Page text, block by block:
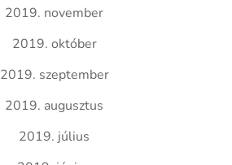
2019. november
2019. október
2019. szeptember
2019. augusztus
2019. július